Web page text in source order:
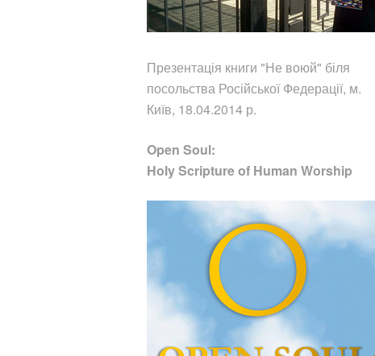
Презентація книги "Не воюй" біля
посольства Російської Федерації, м.
Київ, 18.04.2014 р.
Open Soul:
Holy Scripture of Human Worship